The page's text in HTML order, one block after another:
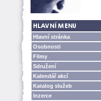
Hlavní stránka
Osobnosti
Filmy
Sdružení
Kalendář akcí
Katalog služeb
Inzerce